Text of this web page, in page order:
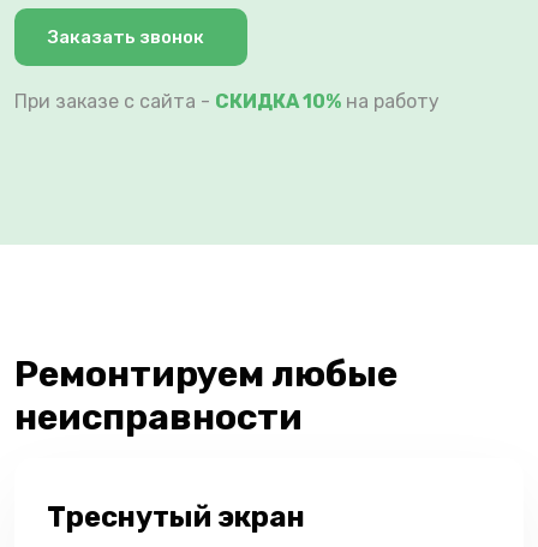
Заказать звонок
При заказе с сайта - СКИДКА 10% на работу
Ремонтируем любые
неисправности
Треснутый экран